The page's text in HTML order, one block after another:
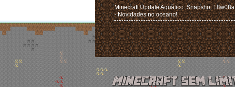
Minecraft Update Aquático: Snapshot 18w08a
- Novidades no oceano!